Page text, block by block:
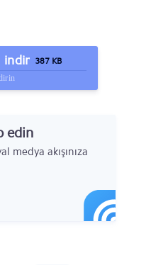
indir 387 KB
edin
medya akışınıza